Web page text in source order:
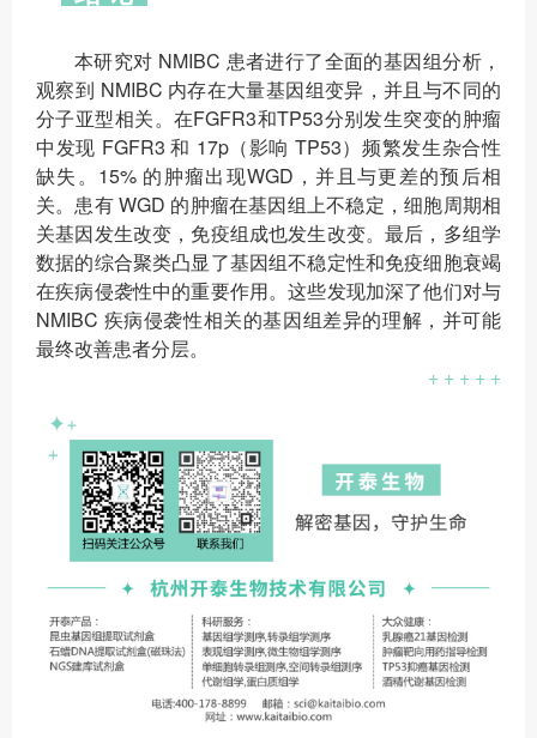
本研究对 NMIBC 患者进行了全面的基因组分析，
观察到 NMIBC 内存在大量基因组变异，并且与不同的
分子亚型相关。在FGFR3和TP53分别发生突变的肿瘤
中发现 FGFR3 和 17p（影响 TP53）频繁发生杂合性
缺失。15% 的肿瘤出现WGD，并且与更差的预后相
关。患有 WGD 的肿瘤在基因组上不稳定，细胞周期相
关基因发生改变，免疫组成也发生改变。最后，多组学
数据的综合聚类凸显了基因组不稳定性和免疫细胞衰竭
在疾病侵袭性中的重要作用。这些发现加深了他们对与
NMIBC 疾病侵袭性相关的基因组差异的理解，并可能
最终改善患者分层。
+ + + + +